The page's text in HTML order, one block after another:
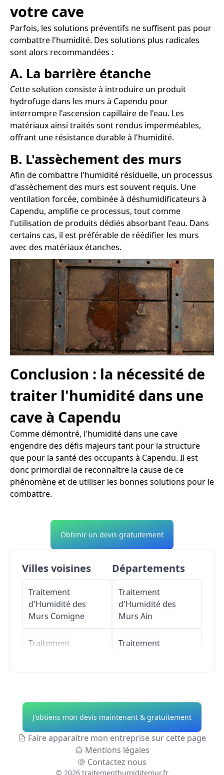
votre cave
Parfois, les solutions préventifs ne suffisent pas pour
combattre l'humidité. Des solutions plus radicales
sont alors recommandées :
A. La barrière étanche
Cette solution consiste à introduire un produit
hydrofuge dans les murs à Capendu pour
interrompre l'ascension capillaire de l'eau. Les
matériaux ainsi traités sont rendus imperméables,
offrant une résistance durable à l'humidité.
B. L'assèchement des murs
Afin de combattre l'humidité résiduelle, un processus
d'assèchement des murs est souvent requis. Une
ventilation forcée, combinée à déshumidificateurs à
Capendu, amplifie ce processus, tout comme
l'utilisation de produits dédiés absorbant l'eau. Dans
certains cas, il est préférable de réédifier les murs
avec des matériaux étanches.
Conclusion : la nécessité de
traiter l'humidité dans une
cave à Capendu
Comme démontré, l'humidité dans une cave
engendre des défis majeurs tant pour la structure
que pour la santé des occupants à Capendu. Il est
donc primordial de reconnaître la cause de ce
phénomène et de utiliser les bonnes solutions pour le
combattre.
Obtenir un devis gratuitement
Villes voisines
Traitement
d'Humidité des
Murs Comigne
Traitement
Traitement
d'Humidité des
Murs Douzens
Traitement
d'Humidité des
Blomac
Départements
Traitement
d'Humidité des
Murs Ain
Traitement
Traitement
d'Humidité des
Murs Allier
Traitement
d'Humidité des
MursAlpes-de-
J'obtiens mon devis maintenant & gratuitement
Faire apparaitre mon entreprise sur cette page
Mentions légales
Contactez nous
© 2026 traitementhumiditemur.fr